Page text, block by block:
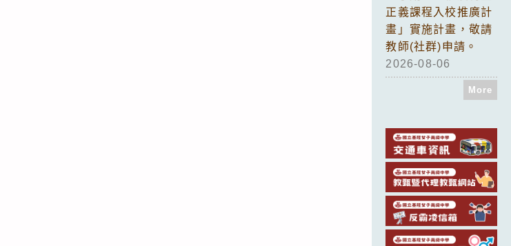
正義課程入校推廣計
畫」實施計畫，敬請
教師(社群)申請。
2026-08-06
More